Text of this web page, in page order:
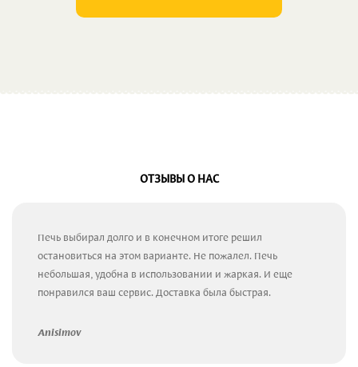
ОТЗЫВЫ О НАС
Печь выбирал долго и в конечном итоге решил
остановиться на этом варианте. Не пожалел. Печь
небольшая, удобна в использовании и жаркая. И еще
понравился ваш сервис. Доставка была быстрая.
Anisimov